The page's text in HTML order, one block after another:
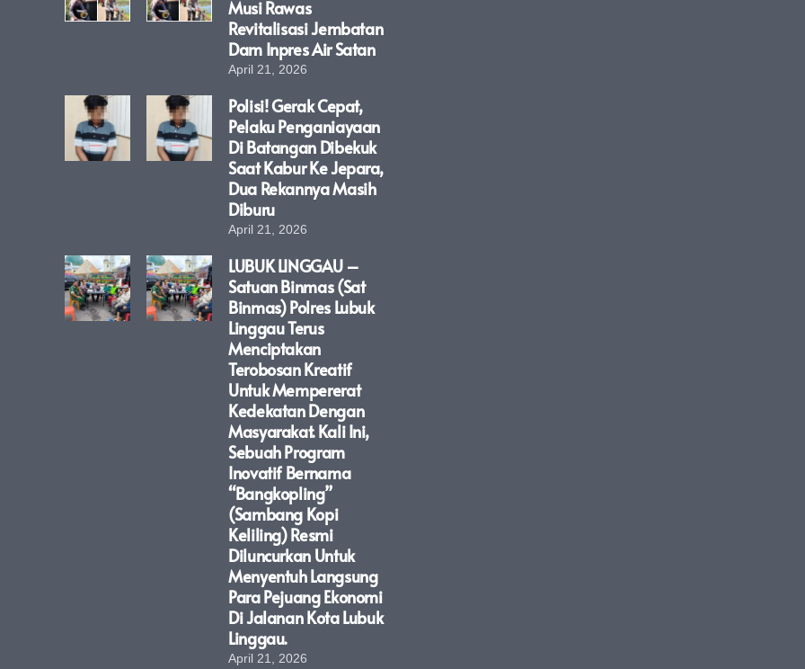
Musi Rawas
Revitalisasi Jembatan
Dam Inpres Air Satan
April 21, 2026
Polisi! Gerak Cepat,
Pelaku Penganiayaan
Di Batangan Dibekuk
Saat Kabur Ke Jepara,
Dua Rekannya Masih
Diburu
April 21, 2026
LUBUK LINGGAU –
Satuan Binmas (Sat
Binmas) Polres Lubuk
Linggau Terus
Menciptakan
Terobosan Kreatif
Untuk Mempererat
Kedekatan Dengan
Masyarakat. Kali Ini,
Sebuah Program
Inovatif Bernama
“Bangkopling”
(Sambang Kopi
Keliling) Resmi
Diluncurkan Untuk
Menyentuh Langsung
Para Pejuang Ekonomi
Di Jalanan Kota Lubuk
Linggau.
April 21, 2026